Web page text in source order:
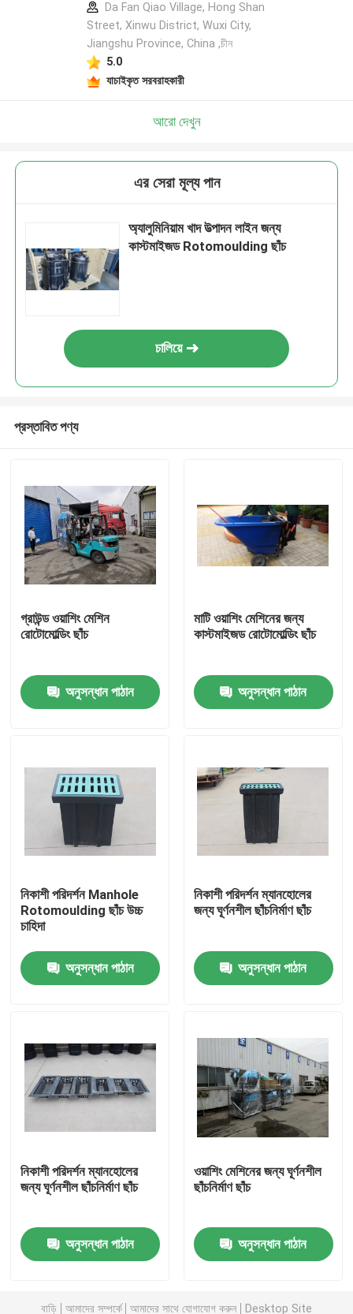
বাড়ি
পণ্য
ভিডিও
কারখানা ভ্রমণ
মান নিয়ন্ত্রণ
উদ্ধৃতির জন্য আবেদন
রোটোমোল্ডিং ছাঁচ
Da Fan Qiao Village, Hong Shan
Street, Xinwu District, Wuxi City,
Jiangshu Province, China ,চীন
5.0
যাচাইকৃত সরবরাহকারী
আরো দেখুন
এর সেরা মূল্য পান
অ্যালুমিনিয়াম খাদ উত্পাদন লাইন জন্য
কাস্টমাইজড Rotomoulding ছাঁচ
চালিয়ে
প্রস্তাবিত পণ্য
গ্রাউন্ড ওয়াশিং মেশিন
রোটোমোল্ডিং ছাঁচ
অনুসন্ধান পাঠান
মাটি ওয়াশিং মেশিনের জন্য
কাস্টমাইজড রোটোমোল্ডিং ছাঁচ
অনুসন্ধান পাঠান
নিকাশী পরিদর্শন Manhole
Rotomoulding ছাঁচ উচ্চ
চাহিদা
অনুসন্ধান পাঠান
নিকাশী পরিদর্শন ম্যানহোলের
জন্য ঘূর্ণনশীল ছাঁচনির্মাণ ছাঁচ
অনুসন্ধান পাঠান
নিকাশী পরিদর্শন ম্যানহোলের
জন্য ঘূর্ণনশীল ছাঁচনির্মাণ ছাঁচ
অনুসন্ধান পাঠান
ওয়াশিং মেশিনের জন্য ঘূর্ণনশীল
ছাঁচনির্মাণ ছাঁচ
অনুসন্ধান পাঠান
বাড়ি আমাদের সম্পর্কে আমাদের সাথে যোগাযোগ করুন Desktop Site